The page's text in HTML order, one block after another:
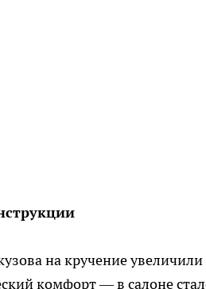
на кручение
комфорт — в салоне